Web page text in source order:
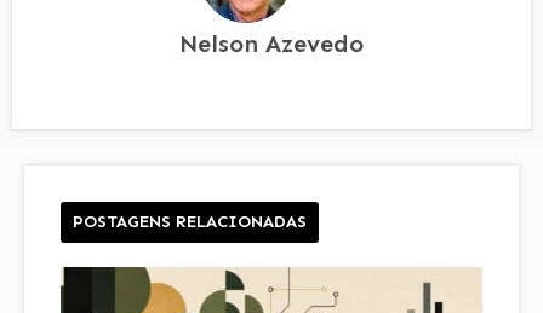
Nelson Azevedo
POSTAGENS RELACIONADAS